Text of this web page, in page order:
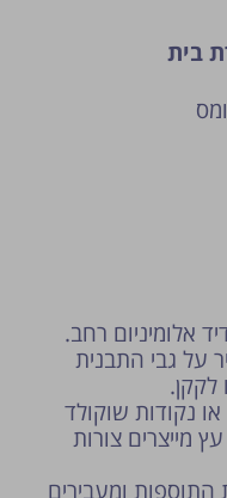
בית
אלומיניום רחב.
על גבי התבנית
לקקן.
נקודות שוקולד
מייצרים צורות
ומעבירים